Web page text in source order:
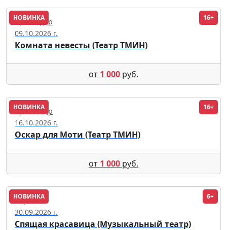
НОВИНКА 16+
Краснодар
09.10.2026 г.
Комната невесты (Театр ТМИН)
от 1 000 руб.
НОВИНКА 16+
Краснодар
16.10.2026 г.
Оскар для Моти (Театр ТМИН)
от 1 000 руб.
НОВИНКА 6+
Саранск
30.09.2026 г.
Спящая красавица (Музыкальный театр)